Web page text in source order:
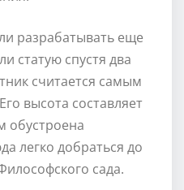
разрабатывать еще
статую спустя два
считается самым
высота составляет
обустроена
легко добраться до
сада.